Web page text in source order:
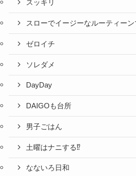
スッキリ
スローでイージーなルーティーン
ゼロイチ
ソレダメ
DayDay
DAIGOも台所
男子ごはん
土曜はナニする⁉
なないろ日和